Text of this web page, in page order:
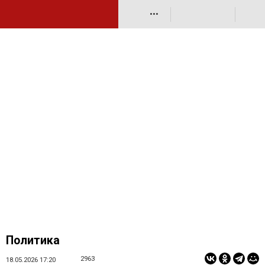
•••
Политика
18.05.2026 17:20 2963